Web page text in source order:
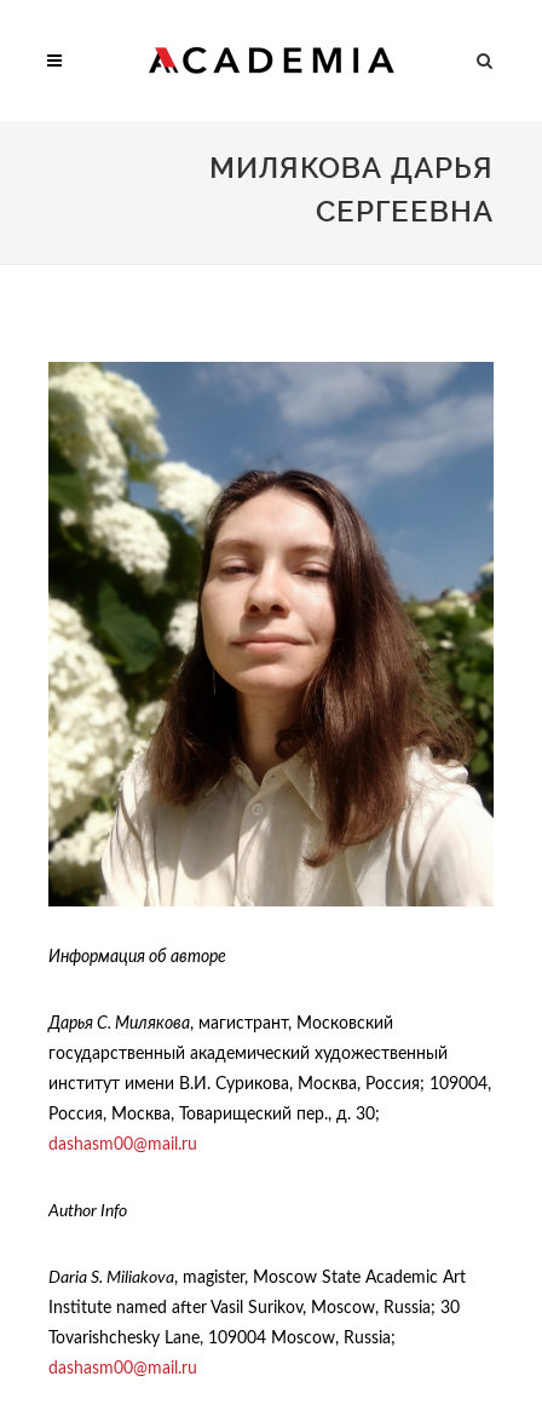
МИЛЯКОВА ДАРЬЯ
СЕРГЕЕВНА
Информация об авторе
Дарья С. Милякова, магистрант, Московский
государственный академический художественный
институт имени В.И. Сурикова, Москва, Россия; 109004,
Россия, Москва, Товарищеский пер., д. 30;
dashasm00@mail.ru
Author Info
Daria S. Miliakova, magister, Moscow State Academic Art
Institute named after Vasil Surikov, Moscow, Russia; 30
Tovarishchesky Lane, 109004 Moscow, Russia;
dashasm00@mail.ru